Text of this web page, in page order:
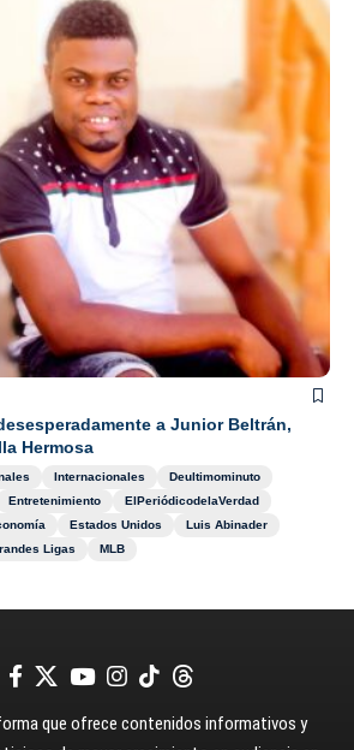
a Junior Beltrán,
Hermosa
Internacionales
Deultimominuto
Entretenimiento
ElPeriódicodelaVerdad
Estados Unidos
Luis Abinader
Ligas MLB
que ofrece contenidos informativos y